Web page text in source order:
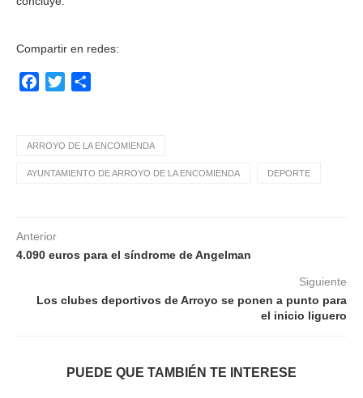
Compartir en redes:
Facebook
Twitter
ARROYO DE LA ENCOMIENDA
AYUNTAMIENTO DE ARROYO DE LA ENCOMIENDA DEPORTE
Anterior
4.090 euros para el síndrome de Angelman
Siguiente
Los clubes deportivos de Arroyo se ponen a punto para
el inicio liguero
PUEDE QUE TAMBIÉN TE INTERESE